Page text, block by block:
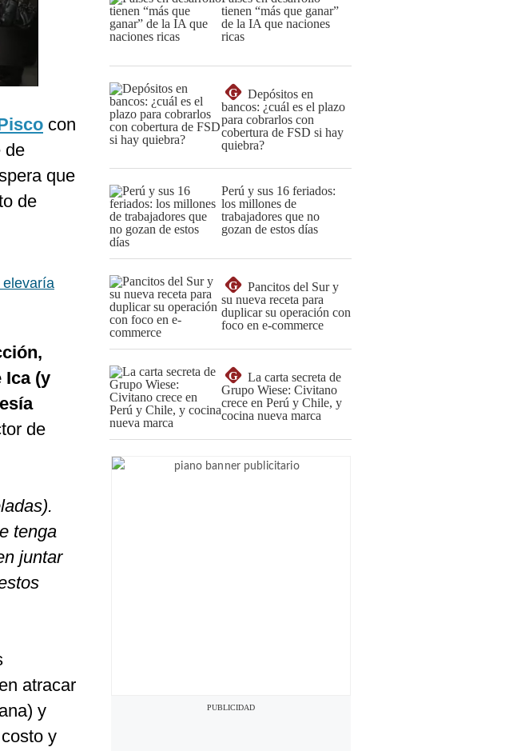
con
de
que
de
elevaría
(y
de
tenga
juntar
atracar
y
y
tienen “más que ganar”
de la IA que naciones
ricas
G
Depósitos en
bancos: ¿cuál es el plazo
para cobrarlos con
cobertura de FSD si hay
quiebra?
Perú y sus 16 feriados:
los millones de
trabajadores que no
gozan de estos días
G
Pancitos del Sur y
su nueva receta para
duplicar su operación con
foco en e-commerce
G
La carta secreta de
Grupo Wiese: Civitano
crece en Perú y Chile, y
cocina nueva marca